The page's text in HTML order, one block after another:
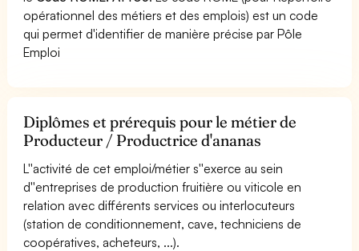
opérationnel des métiers et des emplois) est un code
qui permet d'identifier de manière précise par Pôle
Emploi
Diplômes et prérequis pour le métier de
Producteur / Productrice d'ananas
L''activité de cet emploi/métier s''exerce au sein
d''entreprises de production fruitière ou viticole en
relation avec différents services ou interlocuteurs
(station de conditionnement, cave, techniciens de
coopératives, acheteurs, ...).